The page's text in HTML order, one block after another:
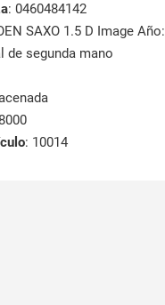
: 0460484142
SAXO 1.5 D Image
de segunda mano
: 10014